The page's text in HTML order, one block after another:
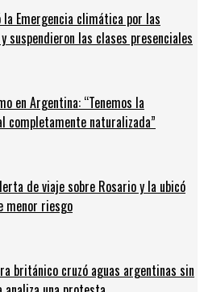
Emergencia climática por las
suspendieron las clases presenciales
en Argentina: “Tenemos la
completamente naturalizada”
de viaje sobre Rosario y la ubicó
menor riesgo
británico cruzó aguas argentinas sin